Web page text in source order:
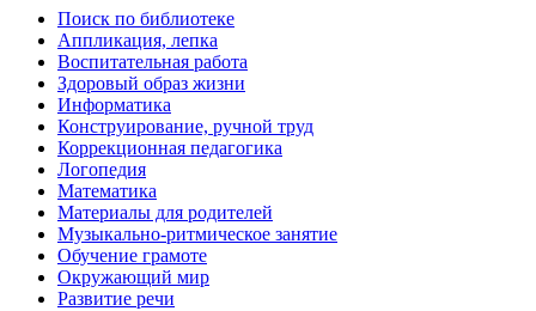
Поиск по библиотеке
Аппликация, лепка
Воспитательная работа
Здоровый образ жизни
Информатика
Конструирование, ручной труд
Коррекционная педагогика
Логопедия
Математика
Материалы для родителей
Музыкально-ритмическое занятие
Обучение грамоте
Окружающий мир
Развитие речи